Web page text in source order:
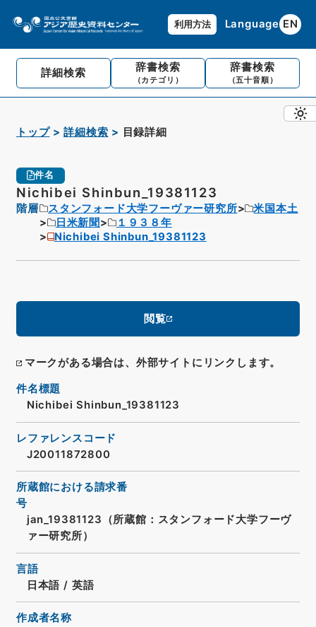
利用方法 Language EN
詳細検索 辞書検索
（カテゴリ）
辞書検索
（五十音順）
トップ 詳細検索 目録詳細
件名
Nichibei Shinbun_19381123
階層 スタンフォード大学フーヴァー研究所
米国本土
日米新聞
１９３８年
Nichibei Shinbun_19381123
閲覧
マークがある場合は、外部サイトにリンクします。
件名標題
Nichibei Shinbun_19381123
レファレンスコード
J20011872800
所蔵館における請求番
号
jan_19381123（所蔵館：スタンフォード大学フーヴ
ァー研究所）
言語
日本語 / 英語
作成者名称